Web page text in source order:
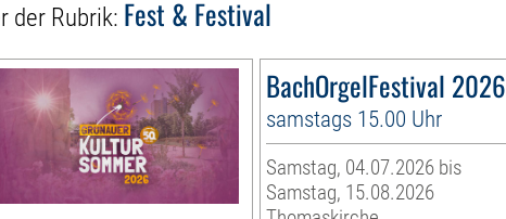
der Rubrik: Fest & Festival
BachOrgelFestival 2026
samstags 15.00 Uhr
Samstag, 04.07.2026 bis
Samstag, 15.08.2026